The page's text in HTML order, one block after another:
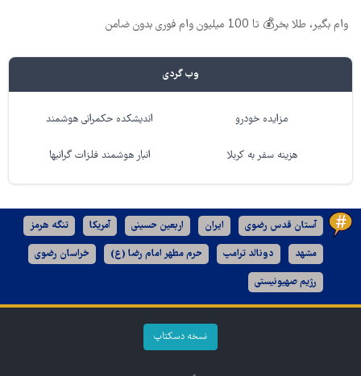
وام بگیر، طلا بخر💰 تا 100 میلیون وام فوری بدون ضامن
وب گردی
مزایده خودرو اندیشکده حکمرانی هوشمند
هزینه سفر به کربلا انبار هوشمند فلزات گرانبها
آستان قدس رضوی ایران اربعین حسینی آمریکا تنگه هرمز
مشهد دونالد ترامپ حرم مطهر امام رضا (ع) خراسان رضوی
رژیم صهیونیستی
نسخه دسکتاپ